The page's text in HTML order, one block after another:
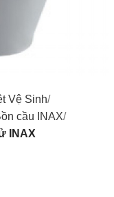
Vệ Sinh
cầu INAX
INAX